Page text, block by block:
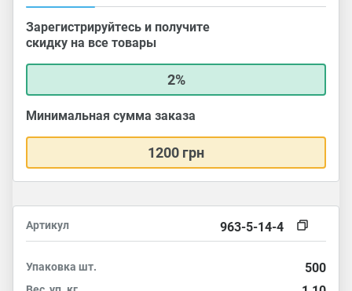
Зарегистрируйтесь и получите
скидку на все товары
2%
Минимальная сумма заказа
1200 грн
Артикул 963-5-14-4
Упаковка шт. 500